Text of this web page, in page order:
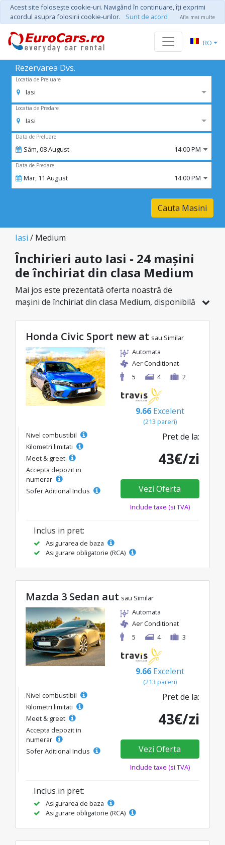
Acest site foloseşte cookie-uri. Navigând în continuare, îţi exprimi
acordul asupra folosirii cookie-urilor.
Sunt de acord Afla mai multe
RO
Rezervarea Dvs.
Locatia de Preluare
Iasi
Locatia de Predare
Iasi
Data de Preluare
Sâm,08August 14:00 PM
Data de Predare
Mar, 11 August 14:00 PM
Cauta Masini
Iasi / Medium
Închirieri auto Iasi - 24 mașini
de închiriat din clasa Medium
Mai jos este prezentată oferta noastră de
mașini de închiriat din clasa Medium, disponibilă
categoria selectată, cu prețuri avantajoase ce
pornesc de la doar 23€/zi.
Honda Civic Sport new at sau Similar
Automata
Aer Conditionat
5
4 2
9.66 Excelent
(213 pareri)
Nivel combustibil
Kilometri limitati
Meet & greet
Accepta depozit in
numerar
Sofer Aditional Inclus
Pret de la:
43€/zi
Vezi Oferta
Include taxe (si TVA)
Inclus in pret:
Asigurarea de baza
Asigurare obligatorie (RCA)
Mazda 3 Sedan aut sau Similar
Automata
Aer Conditionat
5
4 3
9.66 Excelent
(213 pareri)
Nivel combustibil
Kilometri limitati
Meet & greet
Accepta depozit in
numerar
Sofer Aditional Inclus
Pret de la:
43€/zi
Vezi Oferta
Include taxe (si TVA)
Inclus in pret:
Asigurarea de baza
Asigurare obligatorie (RCA)